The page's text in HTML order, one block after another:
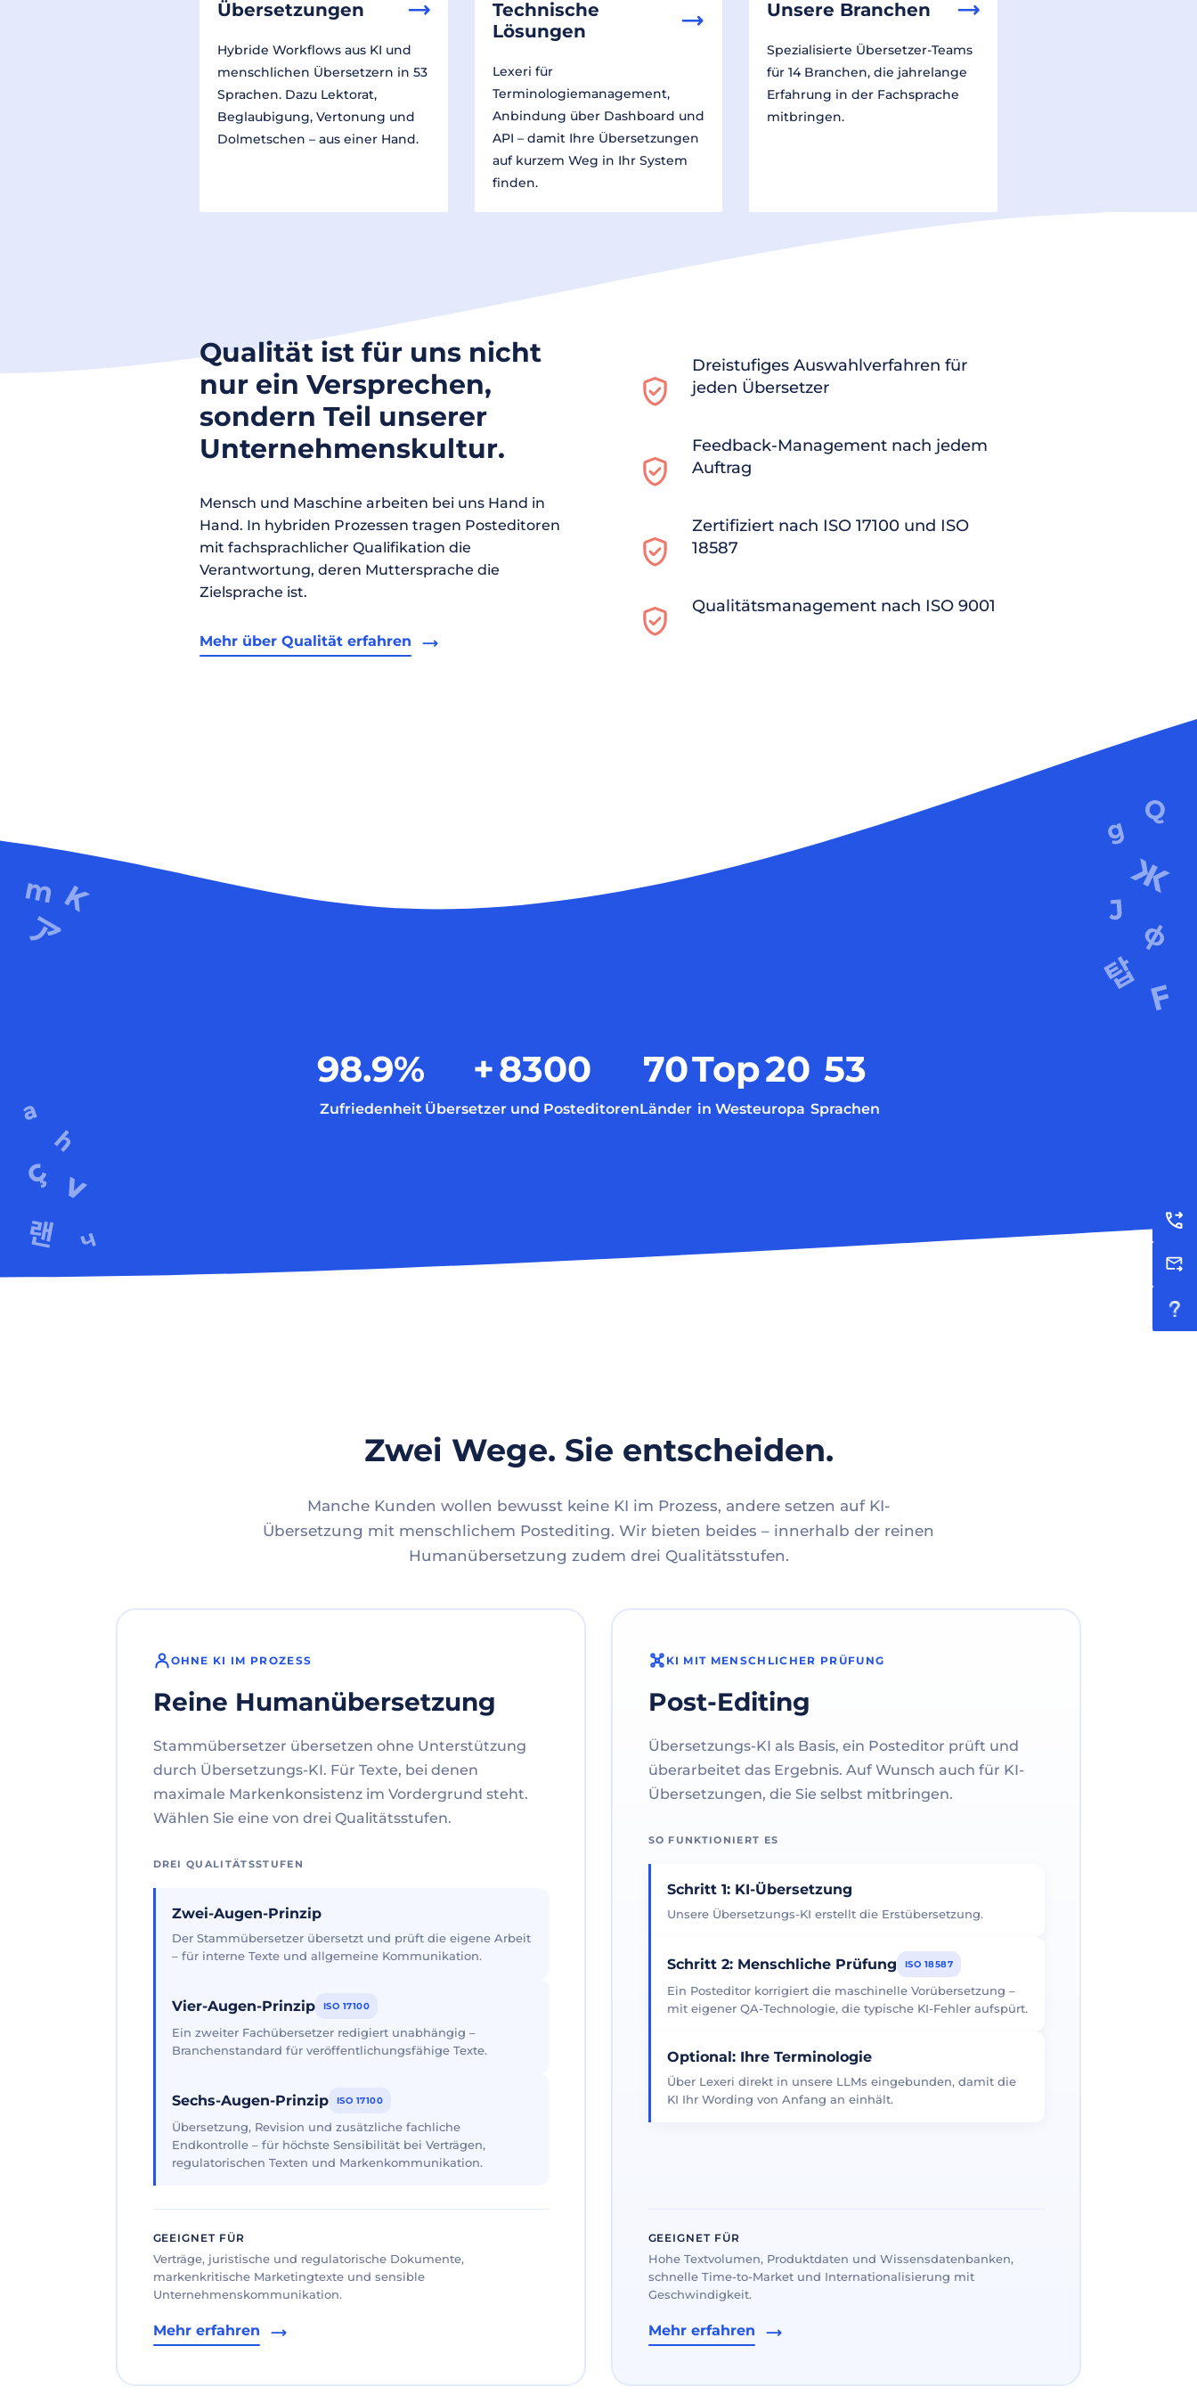
Übersetzungen
Hybride Workflows aus KI und
menschlichen Übersetzern in 53
Sprachen. Dazu Lektorat,
Beglaubigung, Vertonung und
Dolmetschen – aus einer Hand.
Technische
Lösungen
Lexeri für
Terminologiemanagement,
Anbindung über Dashboard und
API – damit Ihre Übersetzungen
auf kurzem Weg in Ihr System
finden.
Unsere Branchen
Spezialisierte Übersetzer-Teams
für 14 Branchen, die jahrelange
Erfahrung in der Fachsprache
mitbringen.
Qualität ist für uns nicht
nur ein Versprechen,
sondern Teil unserer
Unternehmenskultur.
Mensch und Maschine arbeiten bei uns Hand in
Hand. In hybriden Prozessen tragen Posteditoren
mit fachsprachlicher Qualifikation die
Verantwortung, deren Muttersprache die
Zielsprache ist.
Mehr über Qualität erfahren
Dreistufiges Auswahlverfahren für
jeden Übersetzer
Feedback-Management nach jedem
Auftrag
Zertifiziert nach ISO 17100 und ISO
18587
Qualitätsmanagement nach ISO 9001
98.9%
Zufriedenheit
+8300
Übersetzer und Posteditoren
70
Länder
Top20
in Westeuropa
53
Sprachen
Zwei Wege. Sie entscheiden.
Manche Kunden wollen bewusst keine KI im Prozess, andere setzen auf KI-
Übersetzung mit menschlichem Postediting. Wir bieten beides – innerhalb der reinen
Humanübersetzung zudem drei Qualitätsstufen.
OHNE KI IM PROZESS
Reine Humanübersetzung
Stammübersetzer übersetzen ohne Unterstützung
durch Übersetzungs-KI. Für Texte, bei denen
maximale Markenkonsistenz im Vordergrund steht.
Wählen Sie eine von drei Qualitätsstufen.
DREI QUALITÄTSSTUFEN
Zwei-Augen-Prinzip
Der Stammübersetzer übersetzt und prüft die eigene Arbeit
– für interne Texte und allgemeine Kommunikation.
Vier-Augen-Prinzip ISO 17100
Ein zweiter Fachübersetzer redigiert unabhängig –
Branchenstandard für veröffentlichungsfähige Texte.
Sechs-Augen-Prinzip ISO 17100
Übersetzung, Revision und zusätzliche fachliche
Endkontrolle – für höchste Sensibilität bei Verträgen,
regulatorischen Texten und Markenkommunikation.
GEEIGNET FÜR
Verträge, juristische und regulatorische Dokumente,
markenkritische Marketingtexte und sensible
Unternehmenskommunikation.
Mehr erfahren
KI MIT MENSCHLICHER PRÜFUNG
Post-Editing
Übersetzungs-KI als Basis, ein Posteditor prüft und
überarbeitet das Ergebnis. Auf Wunsch auch für KI-
Übersetzungen, die Sie selbst mitbringen.
SO FUNKTIONIERT ES
Schritt 1: KI-Übersetzung
Unsere Übersetzungs-KI erstellt die Erstübersetzung.
Schritt 2: Menschliche Prüfung ISO 18587
Ein Posteditor korrigiert die maschinelle Vorübersetzung –
mit eigener QA-Technologie, die typische KI-Fehler aufspürt.
Optional: Ihre Terminologie
Über Lexeri direkt in unsere LLMs eingebunden, damit die
KI Ihr Wording von Anfang an einhält.
GEEIGNET FÜR
Hohe Textvolumen, Produktdaten und Wissensdatenbanken,
schnelle Time-to-Market und Internationalisierung mit
Geschwindigkeit.
Mehr erfahren